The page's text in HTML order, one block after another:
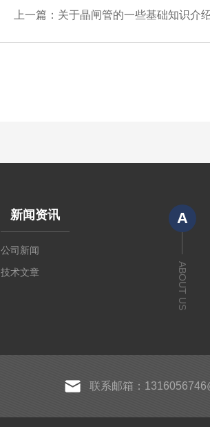
上一篇： 关于晶闸管的一些基础知识介
新闻资讯
公司新闻
技术文章
A
ABOUT US
联系邮箱：